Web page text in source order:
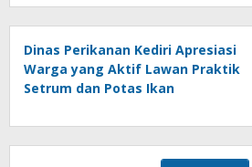
Dinas Perikanan Kediri Apresiasi
Warga yang Aktif Lawan Praktik
Setrum dan Potas Ikan